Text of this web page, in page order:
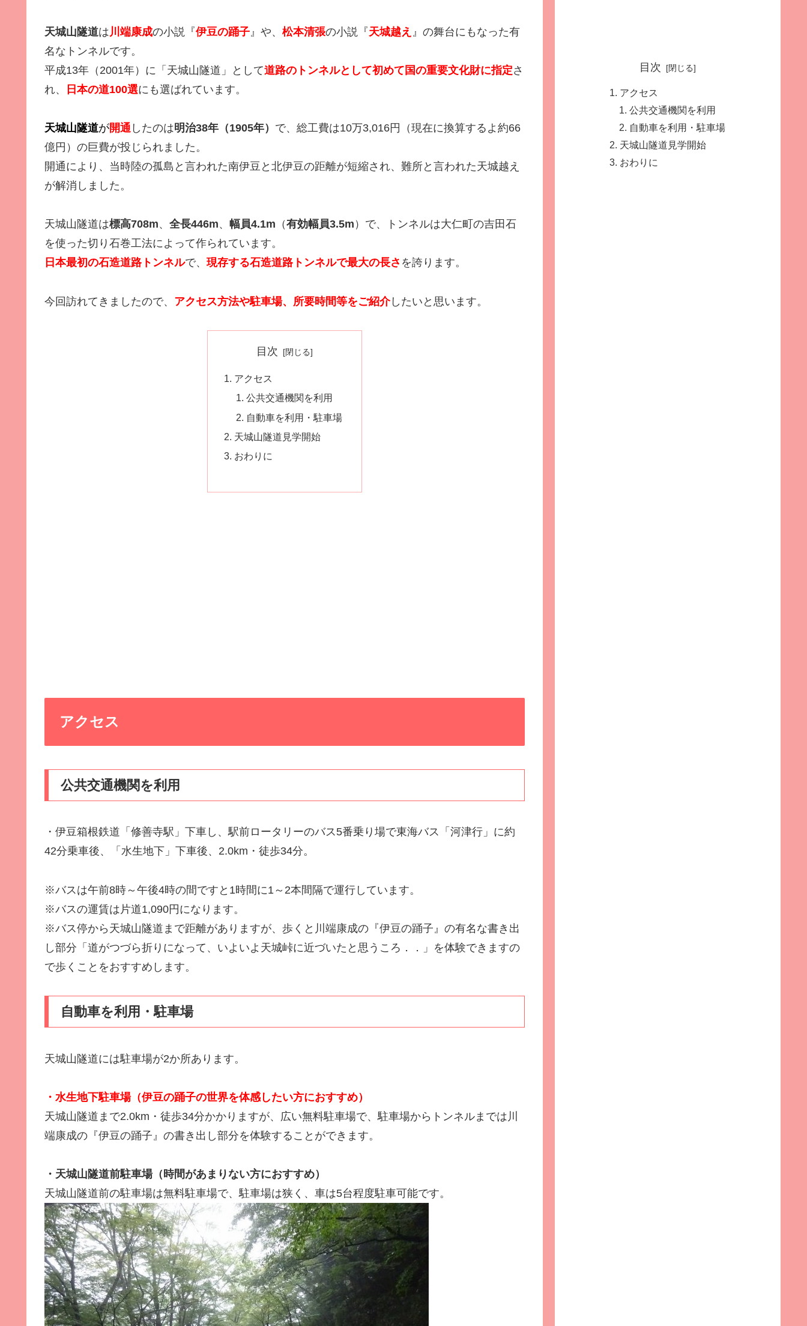
天城山隧道は 川端康成の小説『伊豆の踊子 』や、 松本清張の小説『天城越え 』の舞台にもなった有
名なトンネルです。
平成13年（2001年）に「天城山隧道」として道路のトンネルとして初めて 国の重要文化財に指定さ
れ、
日本の道100選にも選ばれています。
天城山隧道が開通 したのは明治38年（1905年） で、総工費は10万3,016円（現在に換算するよ約66
億円）の巨費が投じられました。
開通により、当時陸の孤島と言われた南伊豆と北伊豆の距離が短縮され、難所と言われた天城越え
が解消しました。
天城山隧道は標高708m、 全長446m、 幅員4.1m （有効幅員3.5m ）で、トンネルは大仁町の吉田石
を使った切り石巻工法によって作られています。
日本最初の石造道路トンネルで、 現存する石造道路トンネルで最大の長さ を誇ります。
今回訪れてきましたので、 アクセス方法や駐車場、所要時間等をご紹介したいと思います。
目次
アクセス
公共交通機関を利用
自動車を利用・駐車場
天城山隧道見学開始
おわりに
アクセス
公共交通機関を利用
・伊豆箱根鉄道「修善寺駅」下車し、駅前ロータリーのバス5番乗り場で東海バス「河津行」に約
42分乗車後、「水生地下」下車後、2.0km・徒歩34分。
※バスは午前8時～午後4時の間ですと1時間に1～2本間隔で運行しています。
※バスの運賃は片道1,090円になります。
※バス停から天城山隧道まで距離がありますが、歩くと川端康成の『伊豆の踊子』の有名な書き出
し部分「道がつづら折りになって、いよいよ天城峠に近づいたと思うころ．．」を体験できますの
で歩くことをおすすめします。
自動車を利用・駐車場
天城山隧道には駐車場が2か所あります。
・水生地下駐車場（伊豆の踊子の世界を体感したい方におすすめ）
天城山隧道まで2.0km・徒歩34分かかりますが、広い無料駐車場で、駐車場からトンネルまでは川
端康成の『伊豆の踊子』の書き出し部分を体験することができます。
・天城山隧道前駐車場（時間があまりない方におすすめ）
天城山隧道前の駐車場は無料駐車場で、駐車場は狭く、車は5台程度駐車可能です。
目次
アクセス
公共交通機関を利用
自動車を利用・駐車場
天城山隧道見学開始
おわりに